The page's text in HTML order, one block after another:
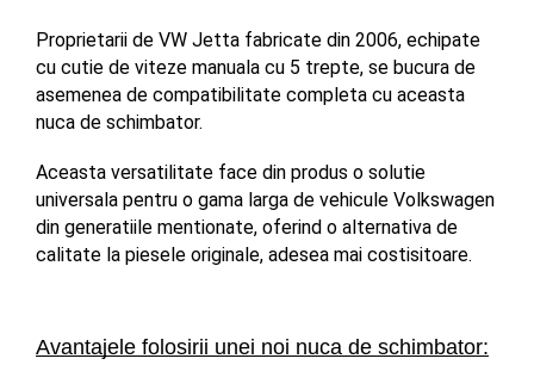
Proprietarii de VW Jetta fabricate din 2006, echipate
cu cutie de viteze manuala cu 5 trepte, se bucura de
asemenea de compatibilitate completa cu aceasta
nuca de schimbator.
Aceasta versatilitate face din produs o solutie
universala pentru o gama larga de vehicule Volkswagen
din generatiile mentionate, oferind o alternativa de
calitate la piesele originale, adesea mai costisitoare.
Avantajele folosirii unei noi nuca de schimbator: